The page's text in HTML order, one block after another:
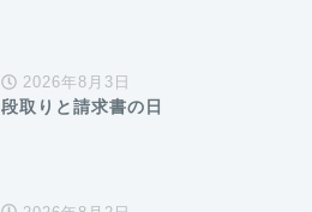
2026年8月3日
段取りと請求書の日